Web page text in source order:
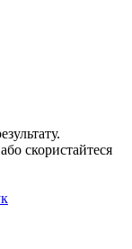
скористайтеся